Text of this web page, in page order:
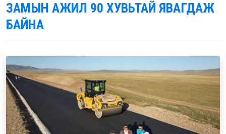
ЗАМЫН АЖИЛ 90 ХУВЬТАЙ ЯВАГДАЖ
БАЙНА